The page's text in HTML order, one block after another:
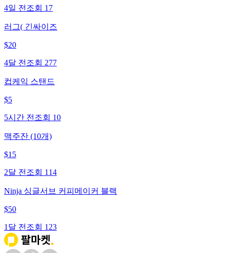
4일 전 조회 17
러그( 긴싸이즈
$20
4달 전 조회 277
컵케익 스탠드
$5
5시간 전 조회 10
맥주잔 (10개)
$15
2달 전 조회 114
Ninja 싱글서브 커피메이커 블랙
$50
1달 전 조회 123